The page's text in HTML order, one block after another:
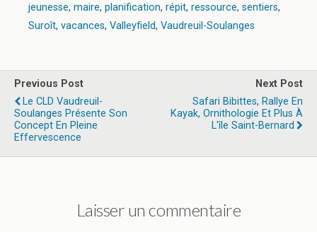
jeunesse, maire, planification, répit, ressource, sentiers,
Suroît, vacances, Valleyfield, Vaudreuil-Soulanges
Previous Post
Le CLD Vaudreuil-
Soulanges Présente Son
Concept En Pleine
Effervescence
Next Post
Safari Bibittes, Rallye En
Kayak, Ornithologie Et Plus À
L'île Saint-Bernard
Laisser un commentaire